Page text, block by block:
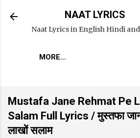
Skip to main
NAAT LYRICS
Naat Lyrics in English Hindi
MORE…
Mustafa Jane Rehmat Pe
Salam Full Lyrics / मुस्तफा
लाखों सलाम